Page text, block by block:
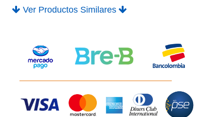
Ver Productos Similares